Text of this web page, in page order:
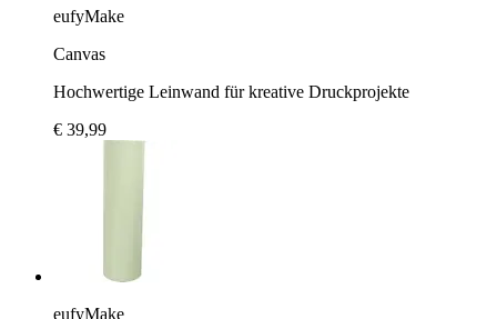
eufyMake
Canvas
Hochwertige Leinwand für kreative Druckprojekte
€ 39,99
eufyMake